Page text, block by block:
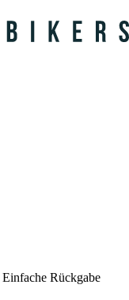
Einfache Rückgabe